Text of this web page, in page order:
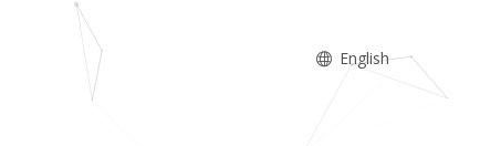
English